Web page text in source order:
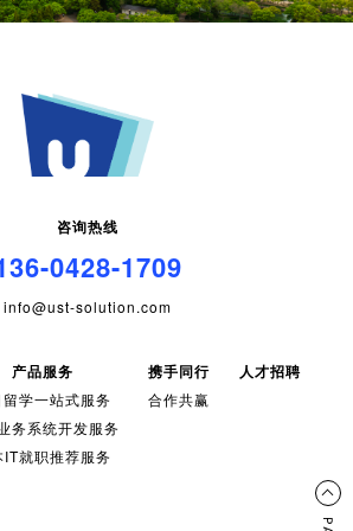
咨询热线
0428-1709
info@ust-solution.com
产品服务
留学一站式服务
务系统开发服务
IT就职推荐服务
携手同行
合作共赢
人才招聘